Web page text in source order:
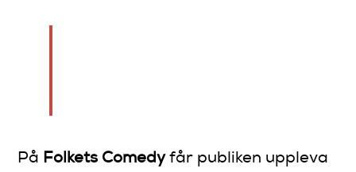
På Folkets Comedyfår publiken uppleva